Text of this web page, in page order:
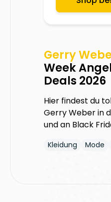
Gerry
Week
Deals 2026
Hier findest du
Gerry Weberin
und an Black
Kleidung Mode